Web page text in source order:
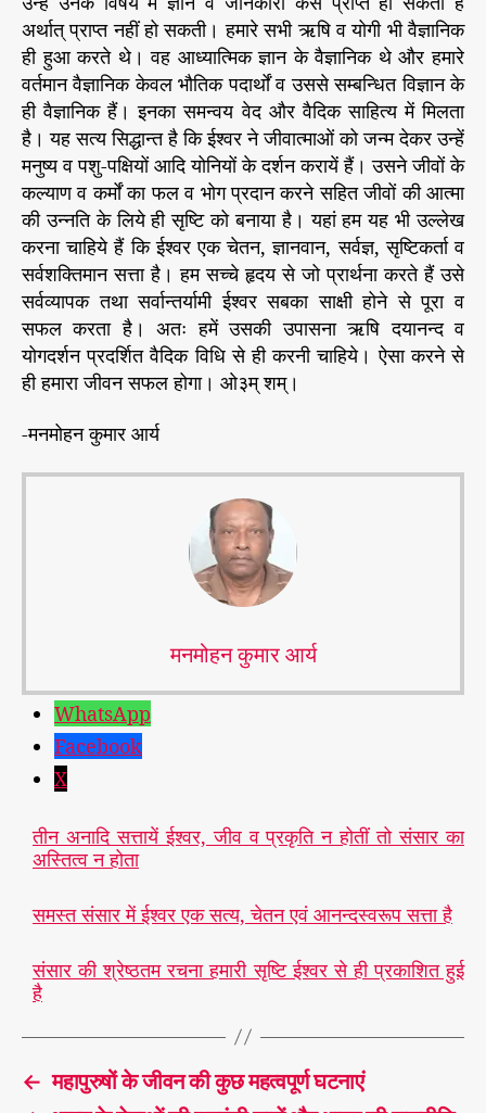
अर्थात् प्राप्त नहीं हो सकती। हमारे सभी ऋषि व योगी भी वैज्ञानिक
ही हुआ करते थे। वह आध्यात्मिक ज्ञान के वैज्ञानिक थे और हमारे
वर्तमान वैज्ञानिक केवल भौतिक पदार्थों व उससे सम्बन्धित विज्ञान के
ही वैज्ञानिक हैं। इनका समन्वय वेद और वैदिक साहित्य में मिलता
है। यह सत्य सिद्धान्त है कि ईश्वर ने जीवात्माओं को जन्म देकर उन्हें
मनुष्य व पशु-पक्षियों आदि योनियों के दर्शन करायें हैं। उसने जीवों के
कल्याण व कर्मों का फल व भोग प्रदान करने सहित जीवों की आत्मा
की उन्नति के लिये ही सृष्टि को बनाया है। यहां हम यह भी उल्लेख
करना चाहिये हैं कि ईश्वर एक चेतन, ज्ञानवान, सर्वज्ञ, सृष्टिकर्ता व
सर्वशक्तिमान सत्ता है। हम सच्चे हृदय से जो प्रार्थना करते हैं उसे
सर्वव्यापक तथा सर्वान्तर्यामी ईश्वर सबका साक्षी होने से पूरा व
सफल करता है। अतः हमें उसकी उपासना ऋषि दयानन्द व
योगदर्शन प्रदर्शित वैदिक विधि से ही करनी चाहिये। ऐसा करने से
ही हमारा जीवन सफल होगा। ओ३म् शम्।
-मनमोहन कुमार आर्य
मनमोहन कुमार आर्य
WhatsApp
Facebook
X
तीन अनादि सत्तायें ईश्वर, जीव व प्रकृति न होतीं तो संसार का
अस्तित्व न होता
समस्त संसार में ईश्वर एक सत्य, चेतन एवं आनन्दस्वरूप सत्ता है
संसार की श्रेष्ठतम रचना हमारी सृष्टि ईश्वर से ही प्रकाशित हुई
है
← महापुरुषों के जीवन की कुछ महत्वपूर्ण घटनाएं